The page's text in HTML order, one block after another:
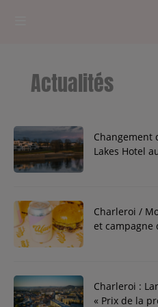
RADIOPLAYER
CK RADIO Line-up
PODCASTS
CONCOURS
Contact
Actualités
Changement
Lakes Hotel
Charleroi /
et campagne
Charleroi :
« Prix de la